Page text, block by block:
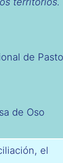
de
de Oso
el